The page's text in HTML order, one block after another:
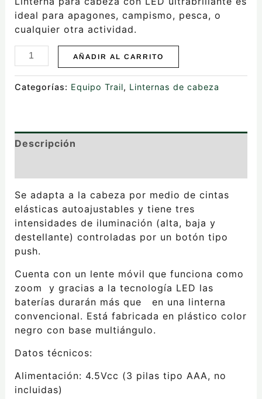
ideal para apagones, campismo, pesca, o
cualquier otra actividad.
AÑADIR AL CARRITO
Categorías: Equipo Trail, Linternas de cabeza
Descripción
Se adapta a la cabeza por medio de cintas
elásticas autoajustables y tiene tres
intensidades de iluminación (alta, baja y
destellante) controladas por un botón tipo
push.
Cuenta con un lente móvil que funciona como
zoom y gracias a la tecnología LED las
baterías durarán más que en una linterna
convencional. Está fabricada en plástico color
negro con base multiángulo.
Datos técnicos:
Alimentación: 4.5Vcc (3 pilas tipo AAA, no
incluidas)